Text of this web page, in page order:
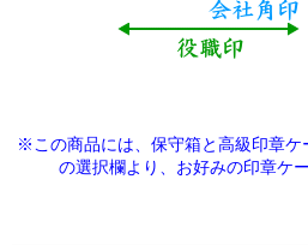
※この商品には、保守箱と高級印章ケ
の選択欄より、 お好みの印章ケ